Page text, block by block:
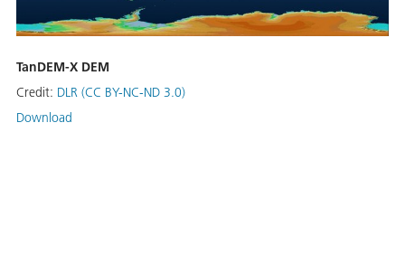
TanDEM-X DEM
Credit: DLR (CC BY-NC-ND 3.0)
Download